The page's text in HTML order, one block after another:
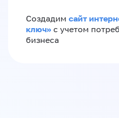
Создадим сайт
ключ» с учетом
бизнеса